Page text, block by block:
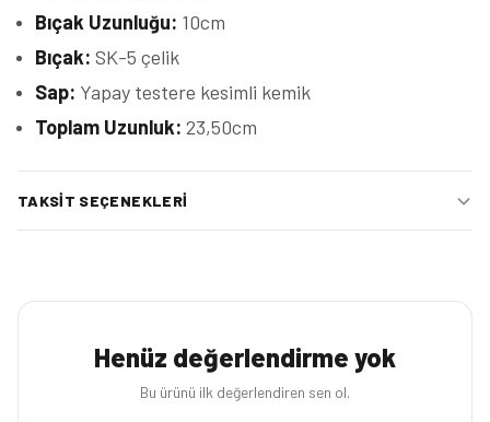
Bıçak Uzunluğu: 10cm
Bıçak: SK-5 çelik
Sap: Yapay testere kesimli kemik
Toplam Uzunluk: 23,50cm
TAKSIT SEÇENEKLERI
Henüz değerlendirme yok
Bu ürünü ilk değerlendiren sen ol.